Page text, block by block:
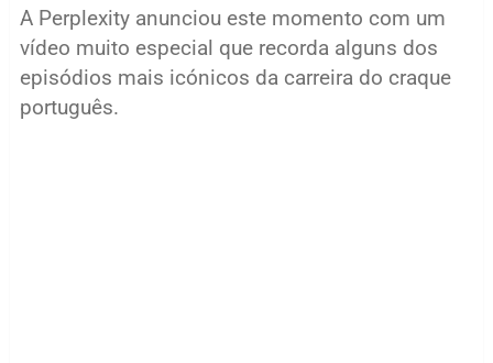
A Perplexity anunciou este momento com um
vídeo muito especial que recorda alguns dos
episódios mais icónicos da carreira do craque
português.